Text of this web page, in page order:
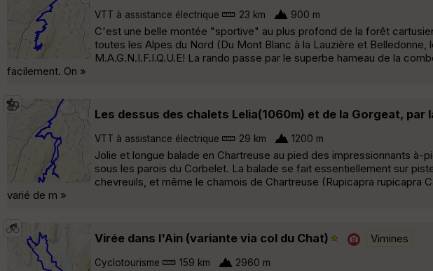
VTT à assistance électrique 23 km 900 m
C'est une belle montée "sportive" au plus profond de la forêt
toutes les Alpes du Nord (Du Mont Blanc à la Lauzière et
M.A.G.N.I.F.I.Q.U.E! La rando passe par le superbe hameau de la
facilement. On »
Les dessus des chalets Lelia(1060m) et de la Gorgeat, par
VTT à assistance électrique 29 km 1200 m
Jolie et longue balade en Chartreuse au pied des impressionnants à-
sous les parois du Corbelet. La balade se fait essentiellement sur
chevreuils, et même le chamois de Chartreuse (Rupicapra rupicapra
varié de m »
Virée dans l'Ain (variante via col du Chat) Vimines
Cyclotourisme 159 km 2960 m